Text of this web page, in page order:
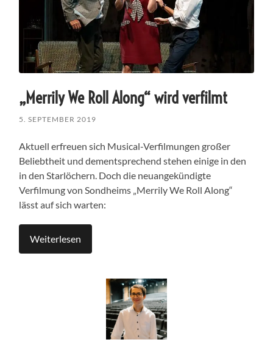
„Merrily We Roll Along“ wird verfilmt
5. SEPTEMBER 2019
Aktuell erfreuen sich Musical-Verfilmungen großer
Beliebtheit und dementsprechend stehen einige in den
in den Starlöchern. Doch die neuangekündigte
Verfilmung von Sondheims „Merrily We Roll Along“
lässt auf sich warten:
Weiterlesen